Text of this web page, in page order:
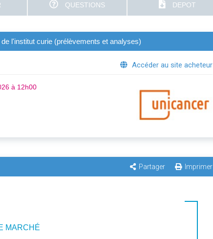
QUESTIONS DEPOT
l'institut curie (prélèvements et analyses)
Accéder au site acheteur
à 12h00
Partager Imprimer
MARCHÉ